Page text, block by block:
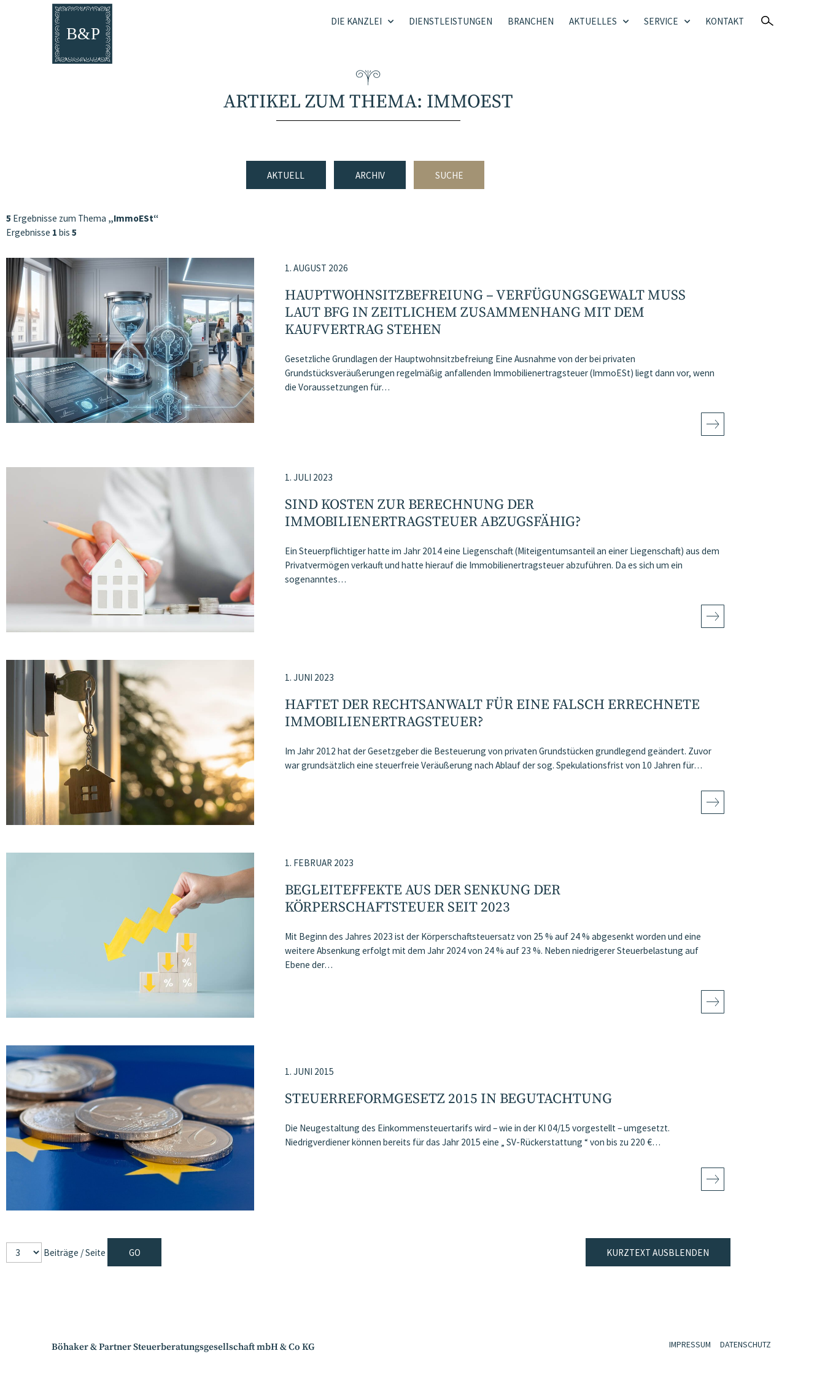
DIE KANZLEI DIENSTLEISTUNGEN BRANCHEN AKTUELLES SERVICE KONTAKT
ARTIKEL ZUM THEMA: IMMOEST
AKTUELL ARCHIV SUCHE
5 Ergebnisse zum Thema „ImmoESt“
Ergebnisse 1 bis 5
1. AUGUST 2026
HAUPTWOHNSITZ​­BEFREIUNG – VERFÜGUNGSGEWALT MUSS
LAUT BFG IN ZEITLICHEM ZUSAMMENHANG MIT DEM
KAUFVERTRAG STEHEN
Gesetzliche Grundlagen der Hauptwohnsitzbefreiung Eine Ausnahme von der bei privaten
Grundstücksveräußerungen regelmäßig anfallenden Immobilienertragsteuer (ImmoESt) liegt dann vor, wenn
die Voraussetzungen für…
1. JULI 2023
SIND KOSTEN ZUR BERECHNUNG DER
IMMOBILIENERTRAGSTEUER ABZUGSFÄHIG?
Ein Steuerpflichtiger hatte im Jahr 2014 eine Liegenschaft (Miteigentumsanteil an einer Liegenschaft) aus dem
Privatvermögen verkauft und hatte hierauf die Immobilienertragsteuer abzuführen. Da es sich um ein
sogenanntes…
1. JUNI 2023
HAFTET DER RECHTSANWALT FÜR EINE FALSCH ERRECHNETE
IMMOBILIENERTRAGSTEUER?
Im Jahr 2012 hat der Gesetzgeber die Besteuerung von privaten Grundstücken grundlegend geändert. Zuvor
war grundsätzlich eine steuerfreie Veräußerung nach Ablauf der sog. Spekulationsfrist von 10 Jahren für…
1. FEBRUAR 2023
BEGLEITEFFEKTE AUS DER SENKUNG DER
KÖRPERSCHAFTSTEUER SEIT 2023
Mit Beginn des Jahres 2023 ist der Körperschaftsteuersatz von 25 % auf 24 % abgesenkt worden und eine
weitere Absenkung erfolgt mit dem Jahr 2024 von 24 % auf 23 %. Neben niedrigerer Steuerbelastung auf
Ebene der…
1. JUNI 2015
STEUERREFORMGESETZ 2015 IN BEGUTACHTUNG
Die Neugestaltung des Einkommensteuertarifs wird – wie in der KI 04/15 vorgestellt – umgesetzt.
Niedrigverdiener können bereits für das Jahr 2015 eine „ SV-Rückerstattung “ von bis zu 220 €…
Beiträge / Seite KURZTEXT AUSBLENDEN
Böhaker & Partner Steuerberatungsgesellschaft mbH & Co KG IMPRESSUM DATENSCHUTZ